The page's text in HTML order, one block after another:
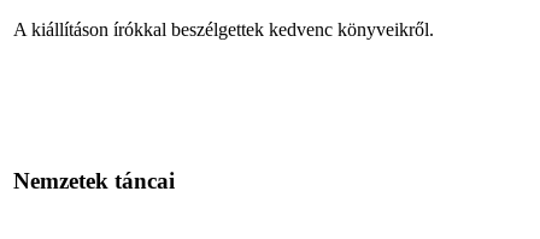
A kiállításon írókkal beszélgettek kedvenc könyveikről.
Nemzetek táncai